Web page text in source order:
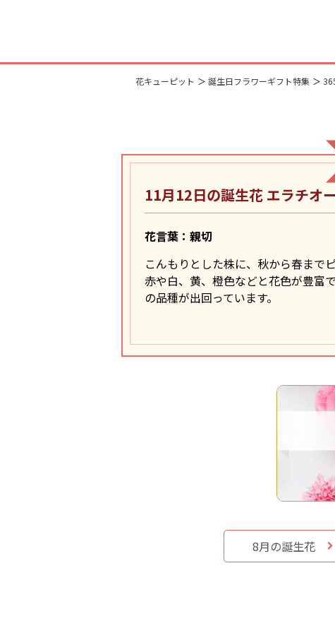
花キューピット 誕生日フラワーギフト特集
11月12日の誕生花 エラチオ
花言葉：親切
こんもりとした株に、秋から春まで
赤や白、黄、橙色などと花色が豊富
の品種が出回っています。
8月の誕生花